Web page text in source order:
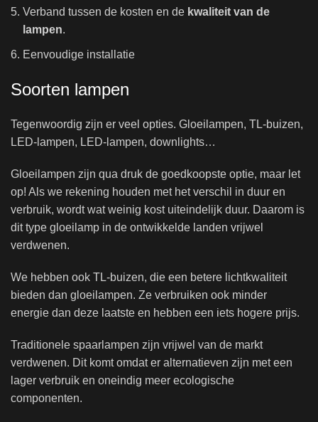
Verband tussen de kosten en de kwaliteit van de
lampen.
Eenvoudige installatie
Soorten lampen
Tegenwoordig zijn er veel opties. Gloeilampen, TL-buizen,
LED-lampen, LED-lampen, downlights…
Gloeilampen zijn qua druk de goedkoopste optie, maar let
op! Als we rekening houden met het verschil in duur en
verbruik, wordt wat weinig kost uiteindelijk duur. Daarom is
dit type gloeilamp in de ontwikkelde landen vrijwel
verdwenen.
We hebben ook TL-buizen, die een betere lichtkwaliteit
bieden dan gloeilampen. Ze verbruiken ook minder
energie dan deze laatste en hebben een iets hogere prijs.
Traditionele spaarlampen zijn vrijwel van de markt
verdwenen. Dit komt omdat er alternatieven zijn met een
lager verbruik en oneindig meer ecologische
componenten.